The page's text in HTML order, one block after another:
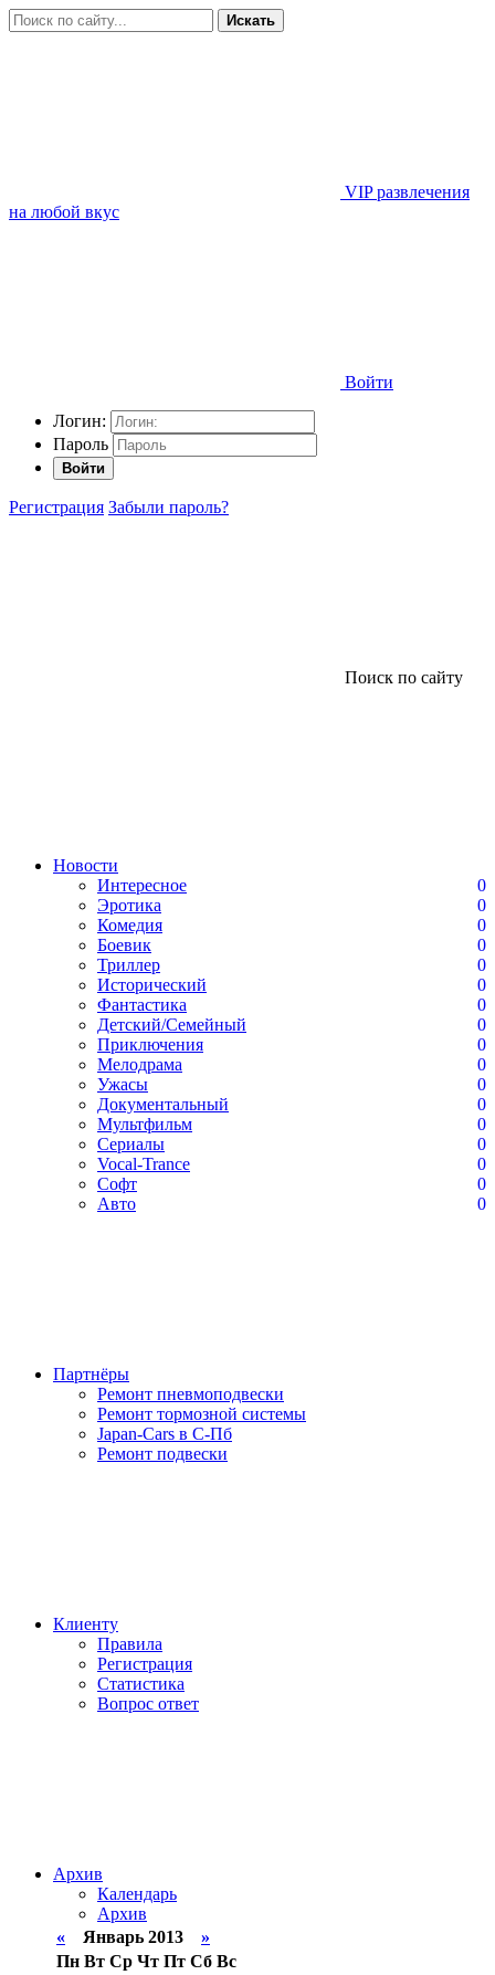
Искать
VIP развлечения
на любой вкус
Войти
Логин:
Пароль
Войти
Регистрация Забыли пароль?
Поиск по сайту
Новости
Интересное
0
Эротика
0
Комедия
0
Боевик
0
Триллер
0
Исторический
0
Фантастика
0
Детский/Семейный
0
Приключения
0
Мелодрама
0
Ужасы
0
Документальный
0
Мультфильм
0
Сериалы
0
Vocal-Trance
0
Софт
0
Авто
0
Партнёры
Ремонт пневмоподвески
Ремонт тормозной системы
Japan-Cars в С-Пб
Ремонт подвески
Клиенту
Правила
Регистрация
Статистика
Вопрос ответ
Архив
Календарь
Архив
« Январь 2013 »
Пн Вт Ср Чт Пт Сб Вс